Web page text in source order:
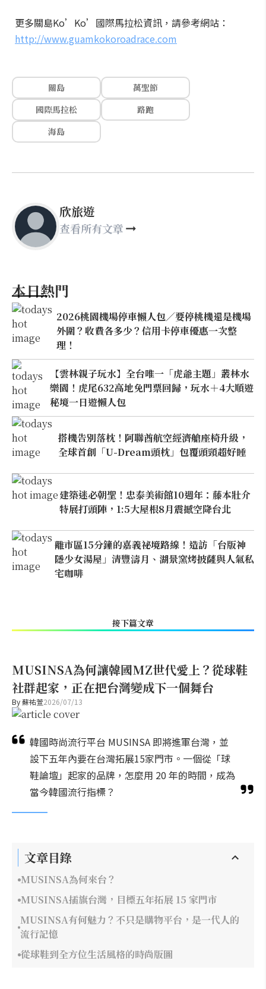
更多關島Ko’Ko’國際馬拉松資訊，請參考網站：
http://www.guamkokoroadrace.com
關島
萬聖節
國際馬拉松
路跑
海島
欣旅遊
查看所有文章
本日熱門
2026桃園機場停車懶人包／要停桃機還是機場
外圍？收費各多少？信用卡停車優惠一次整
理！
【雲林親子玩水】全台唯一「虎爺主題」叢林水
樂園！虎尾632高地免門票回歸，玩水＋4大順遊
秘境一日遊懶人包
搭機告別落枕！阿聯酋航空經濟艙座椅升級，
全球首創「U-Dream頭枕」包覆頭頸超好睡
建築迷必朝聖！忠泰美術館10週年：藤本壯介
特展打頭陣，1:5大屋根8月震撼空降台北
離市區15分鐘的嘉義祕境路線！造訪「台版神
隱少女湯屋」清豐濤月、湖景窯烤披薩與人氣私
宅咖啡
接下篇文章
MUSINSA為何讓韓國MZ世代愛上？從球鞋
社群起家，正在把台灣變成下一個舞台
By蘇祐萱2026/07/13
韓國時尚流行平台 MUSINSA 即將進軍台灣，並
設下五年內要在台灣拓展15家門市。一個從「球
鞋論壇」起家的品牌，怎麼用 20 年的時間，成為
當今韓國流行指標？
文章目錄
MUSINSA為何來台？
MUSINSA插旗台灣，目標五年拓展 15 家門市
MUSINSA有何魅力？不只是購物平台，是一代人的
流行記憶
從球鞋到全方位生活風格的時尚版圖